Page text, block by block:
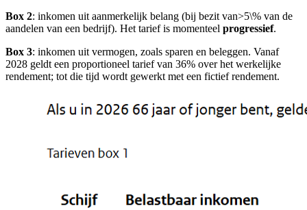
Box 2: inkomen uit aanmerkelijk belang (bij bezit van>5\% van de
aandelen van een bedrijf). Het tarief is momenteel progressief.
Box 3: inkomen uit vermogen, zoals sparen en beleggen. Vanaf
2028 geldt een proportioneel tarief van 36% over het werkelijke
rendement; tot die tijd wordt gewerkt met een fictief rendement.